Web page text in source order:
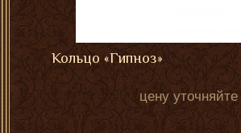
Кольцо «Гипноз»
цену уточняйте